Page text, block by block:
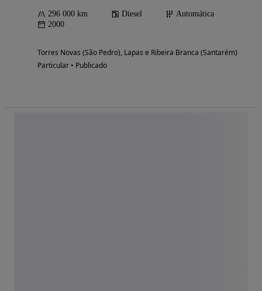
296 000 km Diesel
Automática
2000
Torres Novas (São Pedro), Lapas e Ribeira Branca (Santarém)
Particular • Publicado